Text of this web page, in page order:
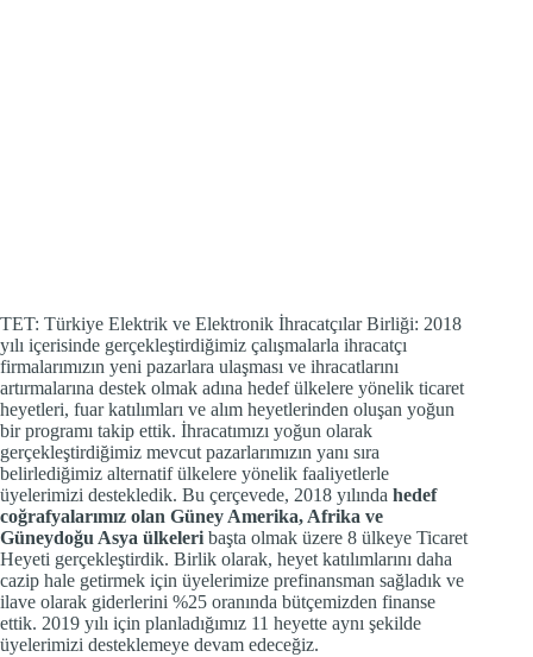
TET: Türkiye Elektrik ve Elektronik İhracatçılar Birliği: 2018
yılı içerisinde gerçekleştirdiğimiz çalışmalarla ihracatçı
firmalarımızın yeni pazarlara ulaşması ve ihracatlarını
artırmalarına destek olmak adına hedef ülkelere yönelik ticaret
heyetleri, fuar katılımları ve alım heyetlerinden oluşan yoğun
bir programı takip ettik. İhracatımızı yoğun olarak
gerçekleştirdiğimiz mevcut pazarlarımızın yanı sıra
belirlediğimiz alternatif ülkelere yönelik faaliyetlerle
üyelerimizi destekledik. Bu çerçevede, 2018 yılında hedef
coğrafyalarımız olan Güney Amerika, Afrika ve
Güneydoğu Asya ülkeleri başta olmak üzere 8 ülkeye Ticaret
Heyeti gerçekleştirdik. Birlik olarak, heyet katılımlarını daha
cazip hale getirmek için üyelerimize prefinansman sağladık ve
ilave olarak giderlerini %25 oranında bütçemizden finanse
ettik. 2019 yılı için planladığımız 11 heyette aynı şekilde
üyelerimizi desteklemeye devam edeceğiz.